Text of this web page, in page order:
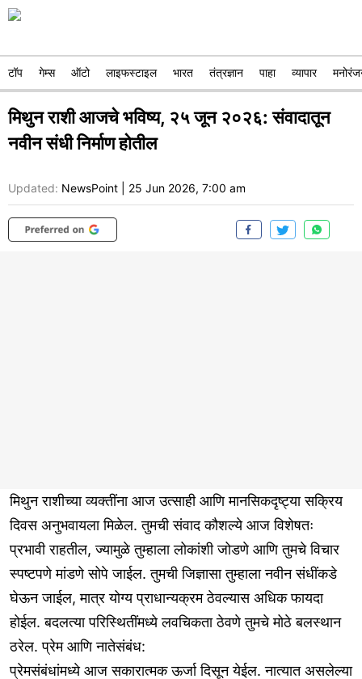
टॉप गेम्स ऑटो लाइफस्टाइल भारत तंत्रज्ञान पाहा व्यापार
मिथुन राशी आजचे भविष्य, २५ जून २०२६: संवादातून
नवीन संधी निर्माण होतील
Updated: NewsPoint 25 Jun 2026, 7:00 am
मिथुन राशीच्या व्यक्तींना आज उत्साही आणि मानसिकदृष्ट्या सक्रिय
दिवस अनुभवायला मिळेल. तुमची संवाद कौशल्ये आज विशेषतः
प्रभावी राहतील, ज्यामुळे तुम्हाला लोकांशी जोडणे आणि तुमचे विचार
स्पष्टपणे मांडणे सोपे जाईल. तुमची जिज्ञासा तुम्हाला नवीन संधींकडे
घेऊन जाईल, मात्र योग्य प्राधान्यक्रम ठेवल्यास अधिक फायदा
होईल. बदलत्या परिस्थितींमध्ये लवचिकता ठेवणे तुमचे मोठे बलस्थान
ठरेल. प्रेम आणि नातेसंबंध:
प्रेमसंबंधांमध्ये आज सकारात्मक ऊर्जा दिसून येईल. नात्यात असलेल्या